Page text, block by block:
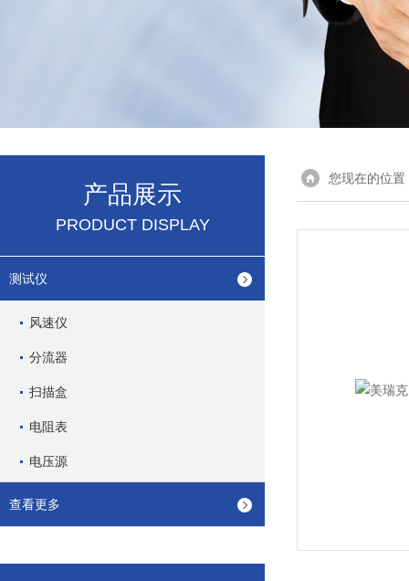
产品展示
PRODUCT DISPLAY
测试仪
风速仪
分流器
扫描盒
电阻表
电压源
查看更多
您现在的位置